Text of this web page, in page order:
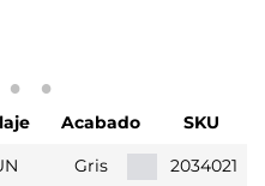
Acabado
SKU
Gris 2034021